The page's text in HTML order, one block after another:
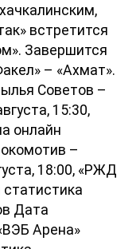
встретится
Завершится
– «Ахмат».
Советов –
15:30,
онлайн
–
18:00, «РЖД
Дата
Арена»